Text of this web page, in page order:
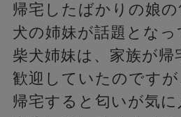
帰宅したばかりの娘
犬の姉妹が話題とな
柴犬姉妹は、家族が帰
歓迎していたのです
帰宅すると匂いが気